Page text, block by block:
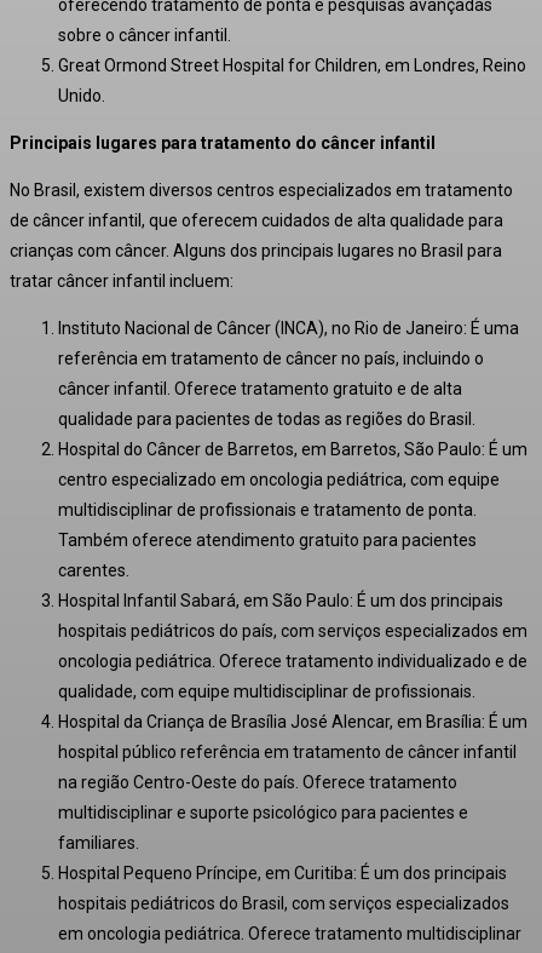
oferecendo tratamento de ponta e pesquisas avançadas
sobre o câncer infantil.
Great Ormond Street Hospital for Children, em Londres, Reino
Unido.
Principais lugares para tratamento do câncer infantil
No Brasil, existem diversos centros especializados em tratamento
de câncer infantil, que oferecem cuidados de alta qualidade para
crianças com câncer. Alguns dos principais lugares no Brasil para
tratar câncer infantil incluem:
Instituto Nacional de Câncer (INCA), no Rio de Janeiro: É uma
referência em tratamento de câncer no país, incluindo o
câncer infantil. Oferece tratamento gratuito e de alta
qualidade para pacientes de todas as regiões do Brasil.
Hospital do Câncer de Barretos, em Barretos, São Paulo: É um
centro especializado em oncologia pediátrica, com equipe
multidisciplinar de profissionais e tratamento de ponta.
Também oferece atendimento gratuito para pacientes
carentes.
Hospital Infantil Sabará, em São Paulo: É um dos principais
hospitais pediátricos do país, com serviços especializados em
oncologia pediátrica. Oferece tratamento individualizado e de
qualidade, com equipe multidisciplinar de profissionais.
Hospital da Criança de Brasília José Alencar, em Brasília: É um
hospital público referência em tratamento de câncer infantil
na região Centro-Oeste do país. Oferece tratamento
multidisciplinar e suporte psicológico para pacientes e
familiares.
Hospital Pequeno Príncipe, em Curitiba: É um dos principais
hospitais pediátricos do Brasil, com serviços especializados
em oncologia pediátrica. Oferece tratamento multidisciplinar